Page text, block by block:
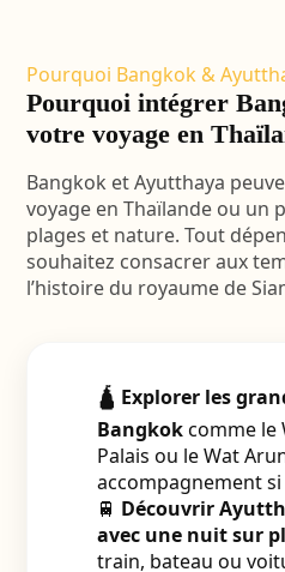
Pourquoi Bangkok &
Pourquoi intégrer
votre voyage en
Bangkok et Ayutthaya
voyage en Thaïlande ou un
plages et nature. Tout
souhaitez consacrer aux
l’histoire du royaume de
🛕 Explorer les
Bangkokcomme le
Palais ou le Wat
accompagnement
🚆 Découvrir
avec une nuit sur
train, bateau ou